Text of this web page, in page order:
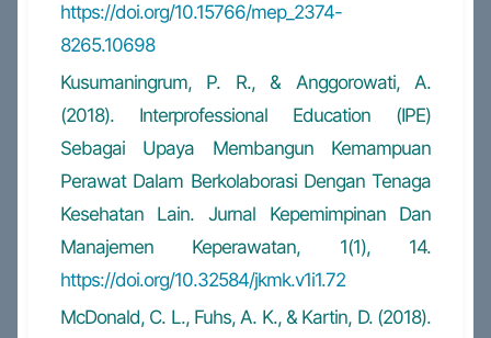
https://doi.org/10.15766/mep_2374-
8265.10698
Kusumaningrum, P. R., & Anggorowati, A.
(2018). Interprofessional Education (IPE)
Sebagai Upaya Membangun Kemampuan
Perawat Dalam Berkolaborasi Dengan Tenaga
Kesehatan Lain. Jurnal Kepemimpinan Dan
Manajemen Keperawatan, 1(1), 14.
https://doi.org/10.32584/jkmk.v1i1.72
McDonald, C. L., Fuhs, A. K., & Kartin, D. (2018).